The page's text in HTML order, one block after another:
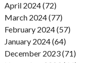
April 2024 (72)
March 2024 (77)
February 2024 (57)
January 2024 (64)
December 2023 (71)